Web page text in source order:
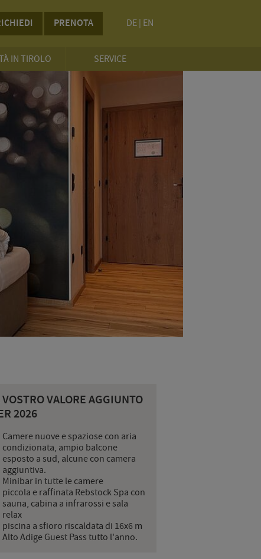
PRENOTA DE EN
IN TIROLO SERVICE
VALORE AGGIUNTO
2026
Camere nuove e spaziose con aria
condizionata, ampio balcone
esposto a sud, alcune con camera
aggiuntiva.
Minibar in tutte le camere
piccola e raffinata Rebstock Spa con
sauna, cabina a infrarossi e sala
relax
piscina a sfioro riscaldata di 16x6 m
Alto Adige Guest Pass tutto l'anno.